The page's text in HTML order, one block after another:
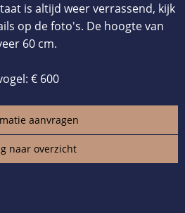
is altijd weer verrassend, kijk
op de foto's. De hoogte van
60 cm.
€ 600
aanvragen
naar overzicht